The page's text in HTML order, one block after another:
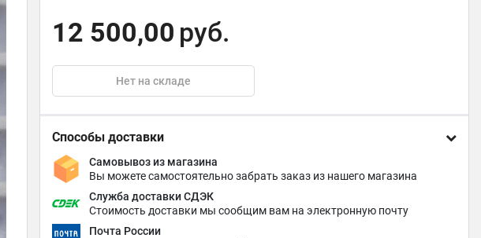
12 500,00 руб.
Нет на складе
Способы доставки
Самовывоз из магазина
Вы можете самостоятельно забрать заказ из нашего магазина
Служба доставки СДЭК
Стоимость доставки мы сообщим вам на электронную почту
Почта России